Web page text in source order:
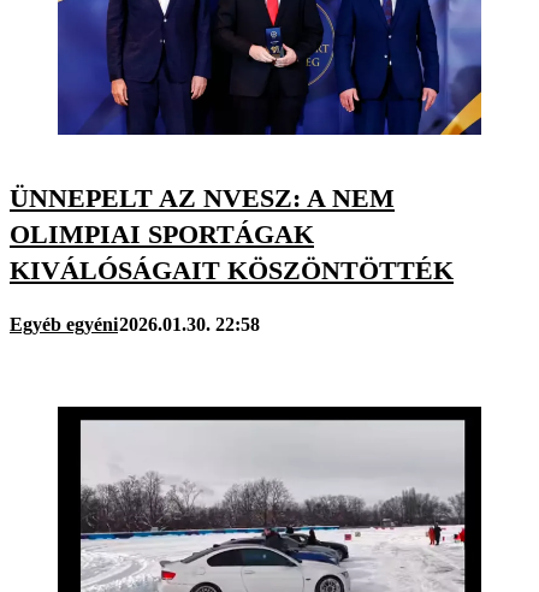
ÜNNEPELT AZ NVESZ: A NEM
OLIMPIAI SPORTÁGAK
KIVÁLÓSÁGAIT KÖSZÖNTÖTTÉK
Egyéb egyéni2026.01.30. 22:58